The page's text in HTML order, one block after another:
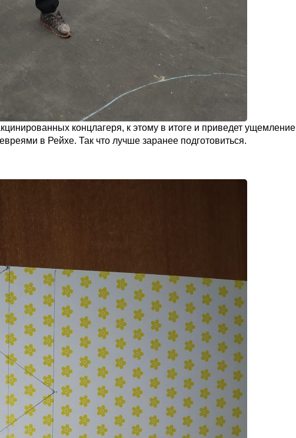
концлагеря, к этому в итоге и приведет ущемление
в Рейхе. Так что лучше заранее подготовиться.